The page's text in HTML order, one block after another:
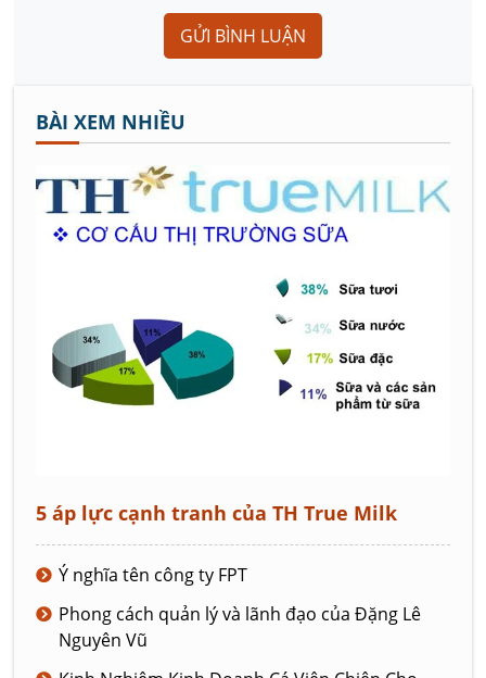
GỬI BÌNH LUẬN
BÀI XEM NHIỀU
5 áp lực cạnh tranh của TH True Milk
Ý nghĩa tên công ty FPT
Phong cách quản lý và lãnh đạo của Đặng Lê
Nguyên Vũ